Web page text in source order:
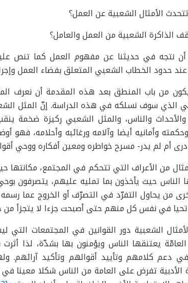
الأمثال الشعبية عن العمل؟
الذاكرة الشعبية من العمل والعامل؟
أن نتجه في حديثنا عن مفهوم العمل كما تنص
حدود الخطاب الشعبي المتعلق بفضاء العمل
من باب المنطق بعد هذه المقدمة أن نعرف
الذي سوف نسلكه في هذه الدراسة. إنّ المثل
والأحداث والناس، والمثل الشعبي ركيزة ضخمة
وحكمته وأمانيه أيضا وآلامه ورغائبه وأحلامه،
أم لم يدر- مسرح خواطره ومعين أفكاره ووحي
من الأعراف التي تتحكم في المجتمع،
الناس حيث يأخذون بما تمليه عليهم، يتصرفون
من يحاول التفرّد في التصرّف أو الخروج عما
في نفس كل منهم حتى أصبحت جزءا لا يتجزأ
الشعبية دور القوانين في المجتمعات
العامّة يعتنقها الناس ويؤمنون بها بشدّة، لذا
دعم كلامهم وتأييد أقوالهم وتأكيد آرائهم.
الأدبية تفرض على العامة من الناس شكلا معينا